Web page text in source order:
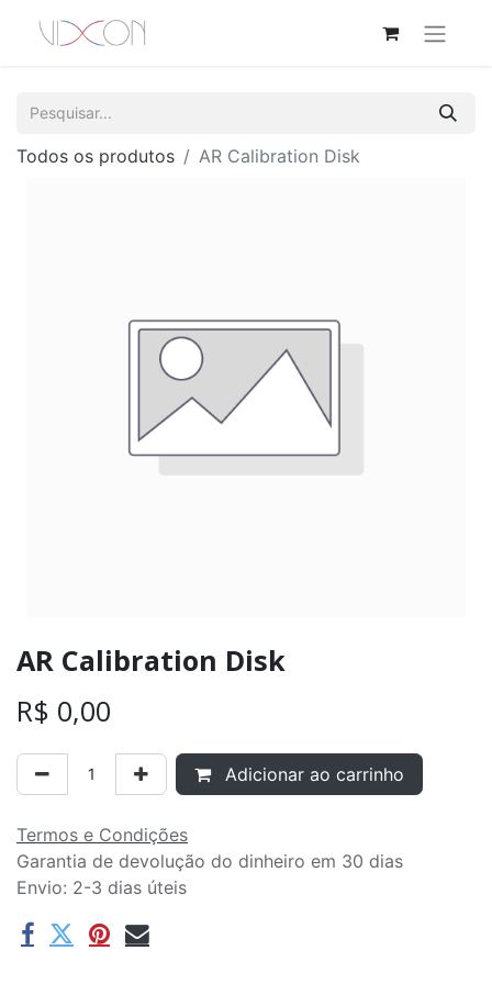
Todos os produtos AR Calibration Disk
AR Calibration Disk
R$ 0,00
Adicionar ao carrinho
Termos e Condições
Garantia de devolução do dinheiro em 30 dias
Envio: 2-3 dias úteis